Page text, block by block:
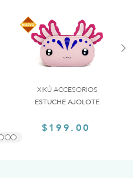
XIKÚ ACCESORIOS
ESTUCHE AJOLOTE
$199.00